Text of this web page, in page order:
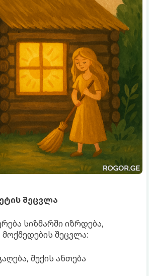
შეცვლა
სიზმარში იზრდება,
შეცვლა:
შუქის ანთება